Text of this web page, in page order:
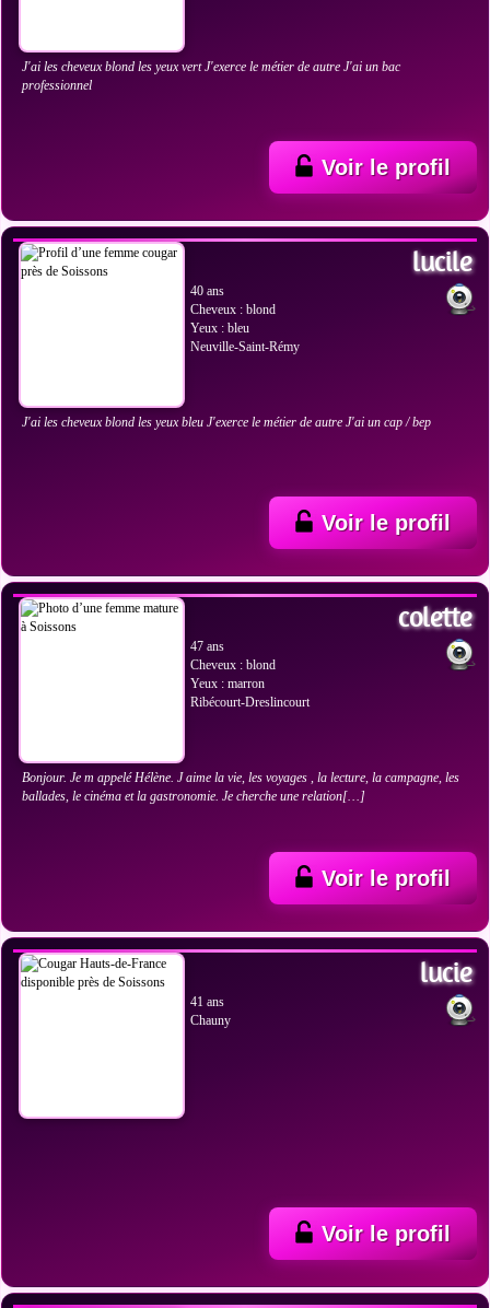
J'ai les cheveux blond les yeux vert J'exerce le métier de autre J'ai un bac
professionnel
Voir le profil
lucile
40 ans
Cheveux : blond
Yeux : bleu
Neuville-Saint-Rémy
J'ai les cheveux blond les yeux bleu J'exerce le métier de autre J'ai un cap / bep
Voir le profil
colette
47 ans
Cheveux : blond
Yeux : marron
Ribécourt-Dreslincourt
Bonjour. Je m appelé Hélène. J aime la vie, les voyages , la lecture, la campagne, les
ballades, le cinéma et la gastronomie. Je cherche une relation[…]
Voir le profil
lucie
41 ans
Chauny
Voir le profil